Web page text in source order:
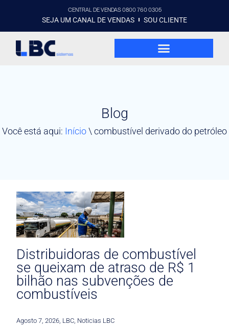
CENTRAL DE VENDAS 0800 760 0305
SEJA UM CANAL DE VENDAS SOU CLIENTE
Blog
Você está aqui: Início\ combustível derivado do petróleo
Distribuidoras de combustível
se queixam de atraso de R$ 1
bilhão nas subvenções de
combustíveis
Agosto 7, 2026 LBC Noticias LBC